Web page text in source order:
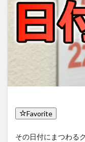
Favorite
その日付にまつわる